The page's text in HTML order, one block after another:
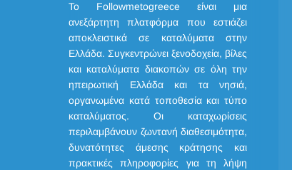
Το Followmetogreece είναι μια
ανεξάρτητη πλατφόρμα που εστιάζει
αποκλειστικά σε καταλύματα στην
Ελλάδα. Συγκεντρώνει ξενοδοχεία, βίλες
και καταλύματα διακοπών σε όλη την
ηπειρωτική Ελλάδα και τα νησιά,
οργανωμένα κατά τοποθεσία και τύπο
καταλύματος. Οι καταχωρίσεις
περιλαμβάνουν ζωντανή διαθεσιμότητα,
δυνατότητες άμεσης κράτησης και
πρακτικές πληροφορίες για τη λήψη